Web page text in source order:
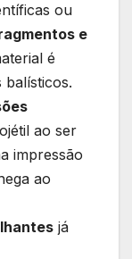
ou
e
é
balísticos.
ao ser
impressão
ao
já